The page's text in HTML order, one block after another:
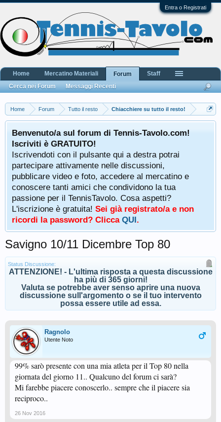
Entra o Registrati
Home Forum Tutto il resto Chiacchiere su tutto il resto!
Benvenuto/a sul forum di Tennis-Tavolo.com!
Iscriviti è GRATUITO!
Iscrivendoti con il pulsante qui a destra potrai
partecipare attivamente nelle discussioni,
pubblicare video e foto, accedere al mercatino e
conoscere tanti amici che condividono la tua
passione per il TennisTavolo. Cosa aspetti?
L'iscrizione è gratuita! Sei già registrato/a e non
ricordi la password? Clicca QUI.
Savigno 10/11 Dicembre Top 80
Status Discussione:
ATTENZIONE! - L'ultima risposta a questa discussione
ha più di 365 giorni!
Valuta se potrebbe aver senso aprire una nuova
discussione sull'argomento o se il tuo intervento
possa essere utile ad essa.
Ragnolo
Utente Noto
99% sarò presente con una mia atleta per il Top 80 nella
giornata del giorno 11.. Qualcuno del forum ci sarà?
Mi farebbe piacere conoscerlo.. sempre che il piacere sia
reciproco..
26 Nov 2016
Home Mercatino Materiali
Forum
Cerca nei Forum
Messaggi Recenti
Staff